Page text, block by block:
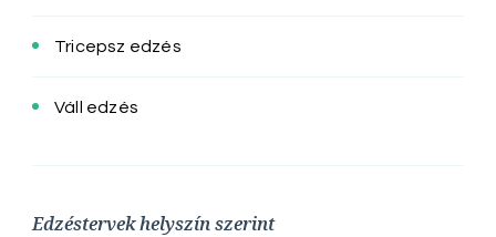
Tricepsz edzés
Váll edzés
Edzéstervek helyszín szerint